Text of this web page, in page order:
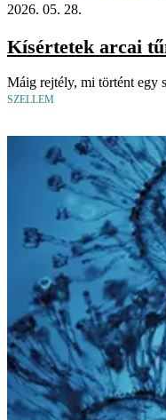
2026. 05. 28.
Kísértetek arcai
Máig rejtély, mi történt egy
SZELLEM